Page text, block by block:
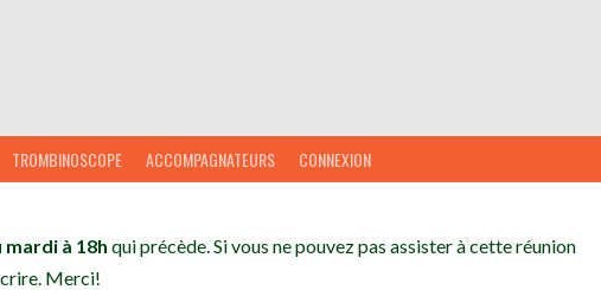
TROMBINOSCOPE ACCOMPAGNATEURS CONNEXION
mardi à 18h qui précède. Si vous ne pouvez pas assister à cette réunion
Merci!